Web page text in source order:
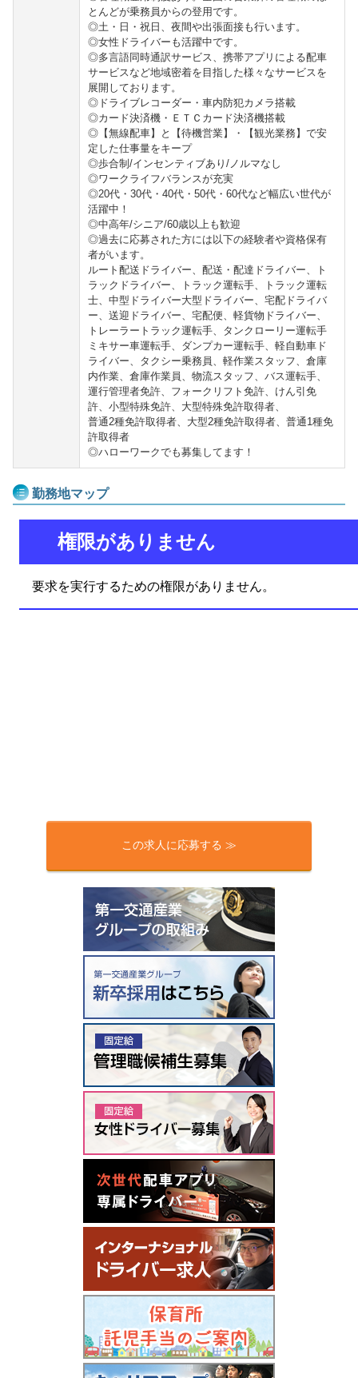
とんどが乗務員からの登用です。
◎土・日・祝日、夜間や出張面接も行います。
◎女性ドライバーも活躍中です。
◎多言語同時通訳サービス、携帯アプリによる配車
サービスなど地域密着を目指した様々なサービスを
展開しております。
◎ドライブレコーダー・車内防犯カメラ搭載
◎カード決済機・ＥＴＣカード決済機搭載
◎【無線配車】と【待機営業】・【観光業務】で安
定した仕事量をキープ
◎歩合制/インセンティブあり/ノルマなし
◎ワークライフバランスが充実
◎20代・30代・40代・50代・60代など幅広い世代が
活躍中！
◎中高年/シニア/60歳以上も歓迎
◎過去に応募された方には以下の経験者や資格保有
者がいます。
ルート配送ドライバー、配送・配達ドライバー、ト
ラックドライバー、トラック運転手、トラック運転
士、中型ドライバー大型ドライバー、宅配ドライバ
ー、送迎ドライバー、宅配便、軽貨物ドライバー、
トレーラートラック運転手、タンクローリー運転手
ミキサー車運転手、ダンプカー運転手、軽自動車ド
ライバー、タクシー乗務員、軽作業スタッフ、倉庫
内作業、倉庫作業員、物流スタッフ、バス運転手、
運行管理者免許、フォークリフト免許、けん引免
許、小型特殊免許、大型特殊免許取得者、
普通2種免許取得者、大型2種免許取得者、普通1種免
許取得者
◎ハローワークでも募集してます！
勤務地マップ
この求人に応募する ≫